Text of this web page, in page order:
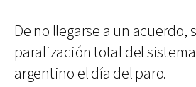
De no llegarse a un acuerdo,
paralización total del
argentino el día del paro.